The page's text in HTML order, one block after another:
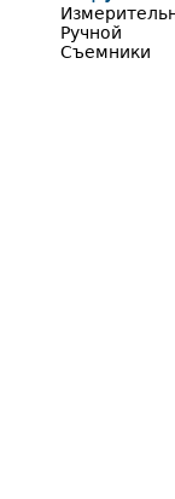
Ручной
Съемники